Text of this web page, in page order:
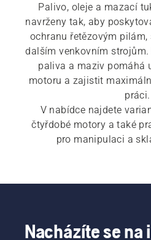
Palivo, oleje a mazací
navrženy tak, aby
ochranu řetězovým
dalším venkovním
paliva a maziv pomáhá
motoru a zajistit
práci.
V nabídce najdete
čtyřdobé motory a také
pro manipulaci a
Nacházíte se na